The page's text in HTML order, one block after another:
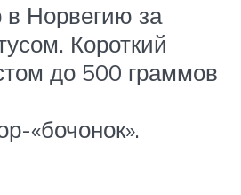
Норвегию за
Короткий
до 500 граммов
«бочонок».